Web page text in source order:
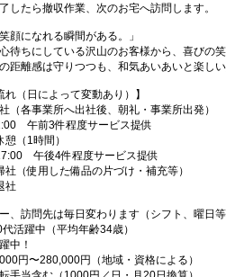
したら撤収作業、次のお宅へ訪問します。
顔になれる瞬間がある。」
待ちにしている沢山のお客様から、喜びの
距離感は守りつつも、和気あいあいと楽し
れ（日によって変動あり）】
各事業所へ出社後、朝礼・事業所出発）
午前3件程度サービス提供
（1時間）
午後4件程度サービス提供
（使用した備品の片づけ・補充等）
社
、訪問先は毎日変わります（シフト、曜日等
代活躍中（平均年齢34歳）
中！
円〜280,000円（地域・資格による）